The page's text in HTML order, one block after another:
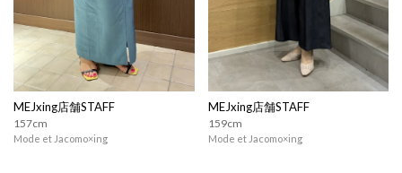
MEJxing店舗STAFF
157cm
Mode et Jacomo×ing
MEJxing店舗STAFF
159cm
Mode et Jacomo×ing